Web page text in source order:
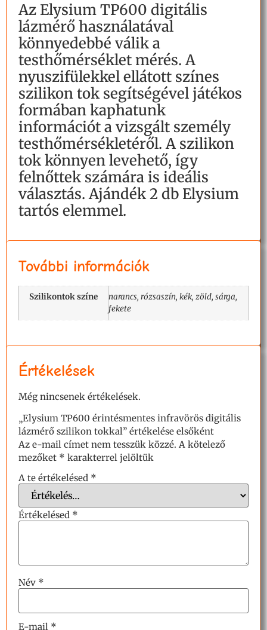
Az Elysium TP600 digitális
lázmérő használatával
könnyedebbé válik a
testhőmérséklet mérés. A
nyuszifülekkel ellátott színes
szilikon tok segítségével játékos
formában kaphatunk
információt a vizsgált személy
testhőmérsékletéről. A szilikon
tok könnyen levehető, így
felnőttek számára is ideális
választás. Ajándék 2 db Elysium
tartós elemmel.
További információk
Szilikontok színe
narancs, rózsaszín, kék, zöld, sárga,
fekete
Értékelések
Még nincsenek értékelések.
„Elysium TP600 érintésmentes infravörös digitális
lázmérő szilikon tokkal” értékelése elsőként
Az e-mail címet nem tesszük közzé. A kötelező
mezőket * karakterrel jelöltük
A te értékelésed *
Értékelésed *
Név *
E-mail *